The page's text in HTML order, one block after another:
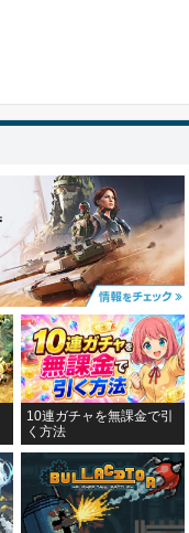
10連ガチャを無課金で引
く方法